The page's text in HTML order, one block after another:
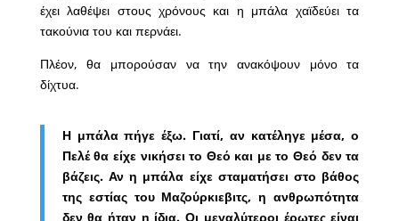
έχει λαθέψει στους χρόνους και η μπάλα χαϊδεύει τα
τακούνια του και περνάει.
Πλέον, θα μπορούσαν να την ανακόψουν μόνο τα
δίχτυα.
Η μπάλα πήγε έξω. Γιατί, αν κατέληγε μέσα, ο
Πελέ θα είχε νικήσει το Θεό και με το Θεό δεν τα
βάζεις. Αν η μπάλα είχε σταματήσει στο βάθος
της εστίας του Μαζούρκιεβιτς, η ανθρωπότητα
δεν θα ήταν η ίδια. Οι μεγαλύτεροι έρωτες είναι